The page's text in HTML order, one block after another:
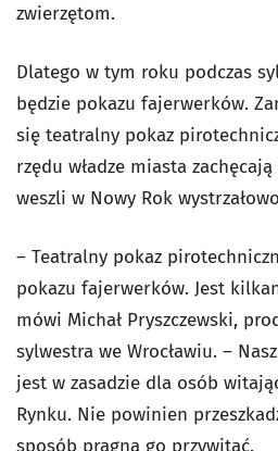
zwierzętom.
Dlatego w tym roku podczas
będzie pokazu fajerwerków.
się teatralny pokaz
rzędu władze miasta
weszli w Nowy Rok
– Teatralny pokaz
pokazu fajerwerków. Jest
mówi Michał Pryszczewski,
sylwestra we Wrocławiu. –
jest w zasadzie dla osób
Rynku. Nie powinien
sposób pragną go przywitać.